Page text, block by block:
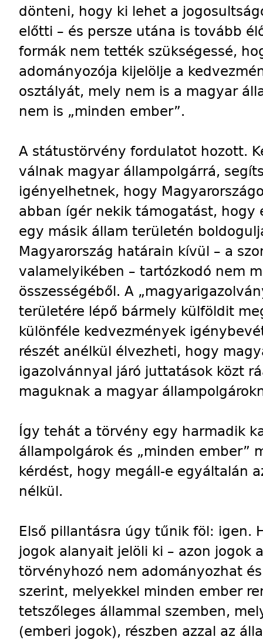
dönteni, hogy ki lehet a
előtti – és persze utána is tovább
formák nem tették szükségessé,
adományozója kijelölje a
osztályát, mely nem is a magyar
nem is „minden ember”.
A státustörvény fordulatot hozott.
válnak magyar állampolgárrá,
igényelhetnek, hogy
abban ígér nekik támogatást, hogy
egy másik állam területén
Magyarország határain kívül – a
valamelyikében – tartózkodó nem
összességéből. A
területére lépő bármely külföldit
különféle kedvezmények
részét anélkül élvezheti, hogy
igazolvánnyal járó juttatások közt
maguknak a magyar
Így tehát a törvény egy harmadik
állampolgárok és „minden ember”
kérdést, hogy megáll-e egyáltalán
nélkül.
Első pillantásra úgy tűnik föl: igen.
jogok alanyait jelöli ki – azon jogok
törvényhozó nem adományozhat
szerint, melyekkel minden ember
tetszőleges állammal szemben,
(emberi jogok), részben azzal az